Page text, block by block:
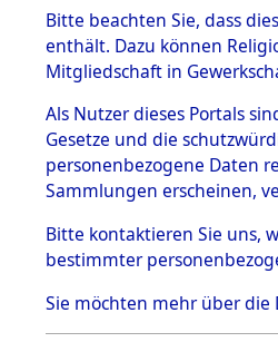
BESTÄNDE
1.
mente
5. Verschiedenes
5.3
Todesmärsche
5.3.1 Alliierte
Erhebungen
zu
Todesmärsch
en
5.3.2
Bitte beachten Sie, dass
enthält. Dazu können
Mitgliedschaft in
Als Nutzer dieses Portals
Gesetze und die
personenbezogene Daten
Sammlungen erscheinen,
Bitte kontaktieren Sie uns,
bestimmter
Sie möchten mehr über die